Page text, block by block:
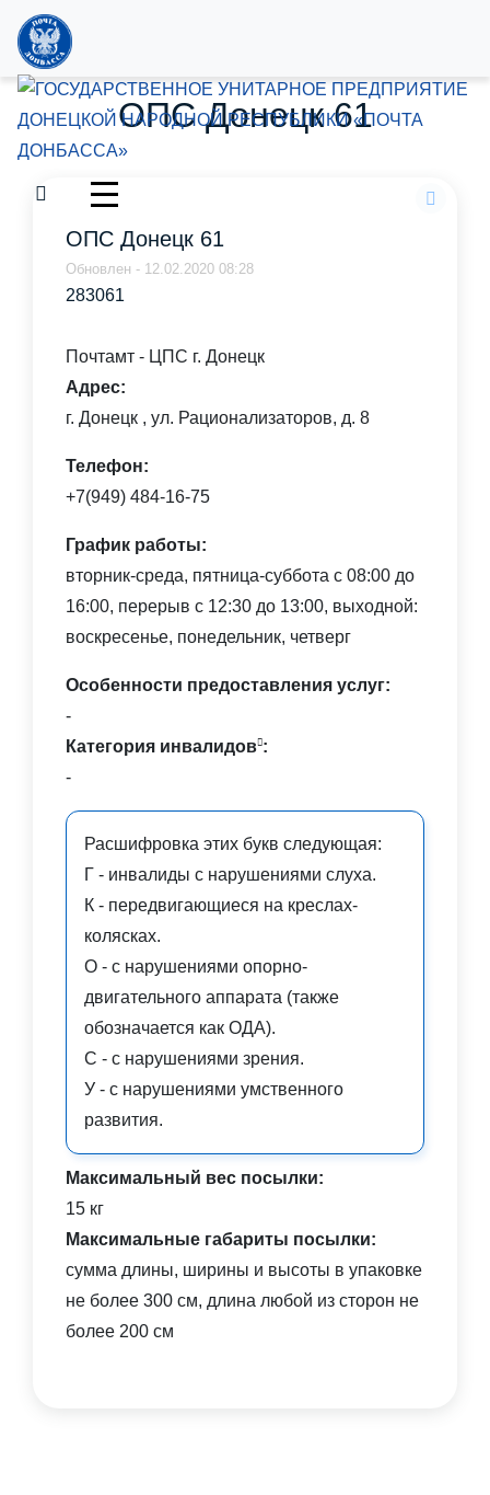
ОПС Донецк 61
ОПС Донецк 61
Обновлен - 12.02.2020 08:28
283061
Почтамт - ЦПС г. Донецк
Адрес:
г. Донецк , ул. Рационализаторов, д. 8
Телефон:
+7(949) 484-16-75
График работы:
вторник-среда, пятница-суббота с 08:00 до
16:00, перерыв с 12:30 до 13:00, выходной:
воскресенье, понедельник, четверг
Особенности предоставления услуг:
-
Категория инвалидов :
-
Расшифровка этих букв следующая:
Г - инвалиды с нарушениями слуха.
К - передвигающиеся на креслах-
колясках.
О - с нарушениями опорно-
двигательного аппарата (также
обозначается как ОДА).
С - с нарушениями зрения.
У - с нарушениями умственного
развития.
Максимальный вес посылки:
15 кг
Максимальные габариты посылки:
сумма длины, ширины и высоты в упаковке
не более 300 см, длина любой из сторон не
более 200 см